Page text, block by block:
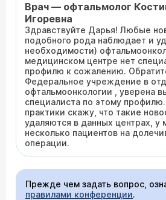
Врач — офтальмолог
Игоревна
Здравствуйте Дарья! Любые
подобного рода наблюдает и
необходимости)
медицинском центре нет
профилю к сожалению.
Федеральное учреждение в
офтальмоонкологии , уверена
специалиста по этому
практики скажу, что такие
удаляются в данных центрах, у
несколько пациентов на
операции.
Прежде чем задать вопрос,
правилами конференции.